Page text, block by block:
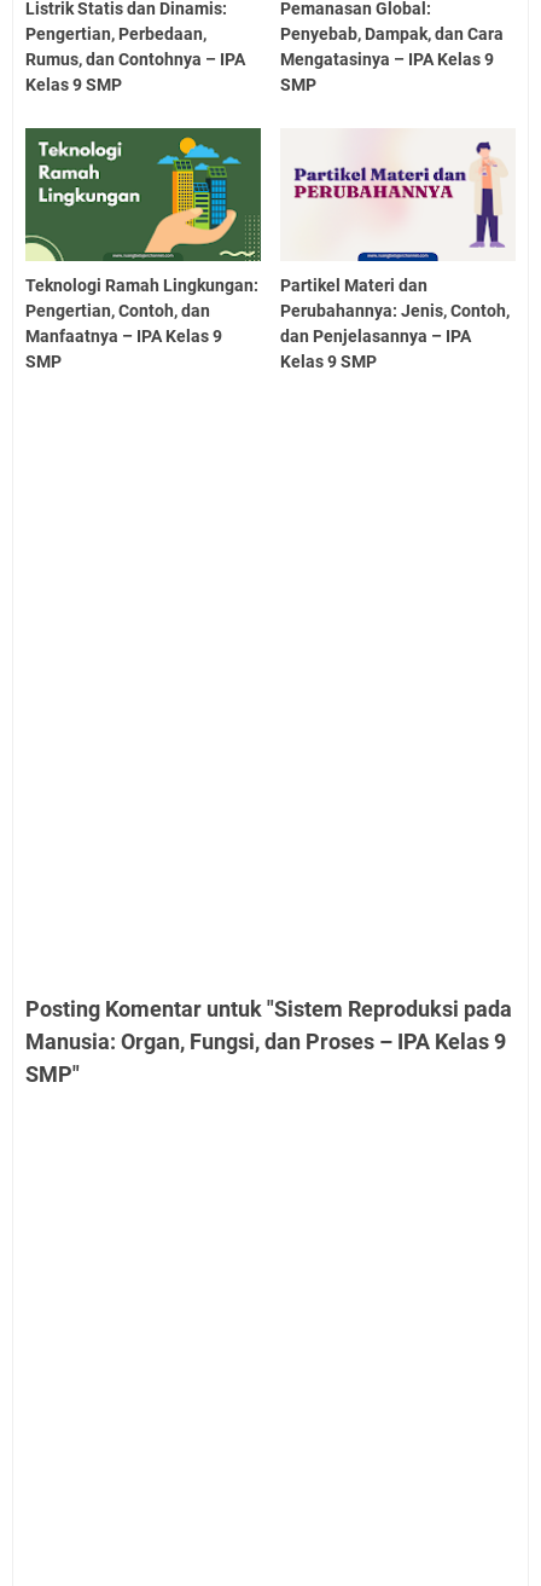
Listrik Statis dan Dinamis:
Pengertian, Perbedaan,
Rumus, dan Contohnya – IPA
Kelas 9 SMP
Pemanasan Global:
Penyebab, Dampak, dan Cara
Mengatasinya – IPA Kelas 9
SMP
Teknologi Ramah Lingkungan:
Pengertian, Contoh, dan
Manfaatnya – IPA Kelas 9
SMP
Partikel Materi dan
Perubahannya: Jenis, Contoh,
dan Penjelasannya – IPA
Kelas 9 SMP
Posting Komentar untuk "Sistem Reproduksi pada
Manusia: Organ, Fungsi, dan Proses – IPA Kelas 9
SMP"